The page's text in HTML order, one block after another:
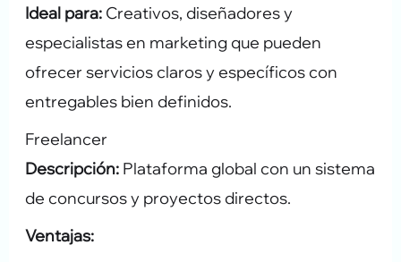
Ideal para: Creativos, diseñadores y
especialistas en marketing que pueden
ofrecer servicios claros y específicos con
entregables bien definidos.
Freelancer
Descripción: Plataforma global con un sistema
de concursos y proyectos directos.
Ventajas: